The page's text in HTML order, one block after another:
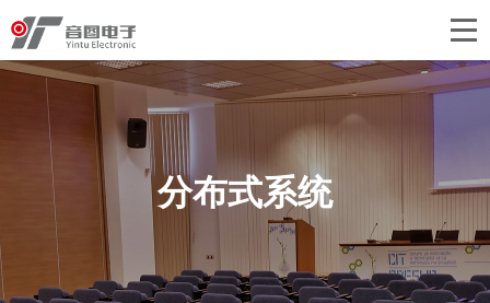
关于音图
产品中心
工程案例
新闻中心
分布式系统